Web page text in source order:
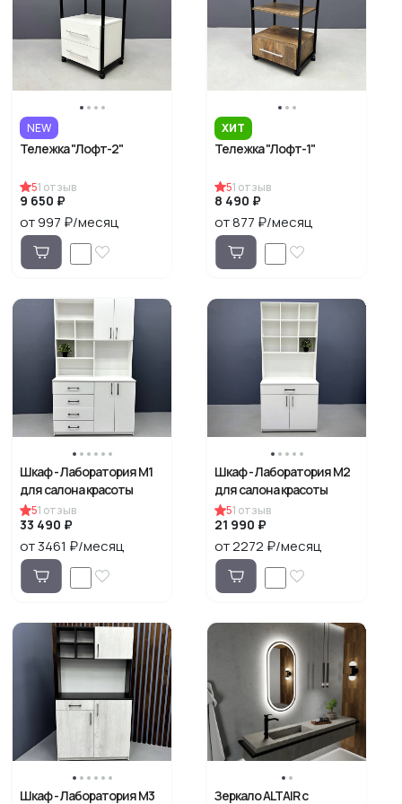
NEW
Тележка "Лофт-2"
51 отзыв
9 650 ₽
от 997 ₽/месяц
ХИТ
Тележка "Лофт-1"
51 отзыв
8 490 ₽
от 877 ₽/месяц
Шкаф - Лаборатория М1
для салона красоты
51 отзыв
33 490 ₽
от 3461 ₽/месяц
Шкаф - Лаборатория М2
для салона красоты
51 отзыв
21 990 ₽
от 2272 ₽/месяц
Шкаф - Лаборатория М3 Зеркало ALTAIR с